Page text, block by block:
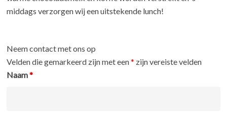
middags verzorgen wij een uitstekende lunch!
Neem contact met ons op
Velden die gemarkeerd zijn met een* zijn vereiste velden
Naam*